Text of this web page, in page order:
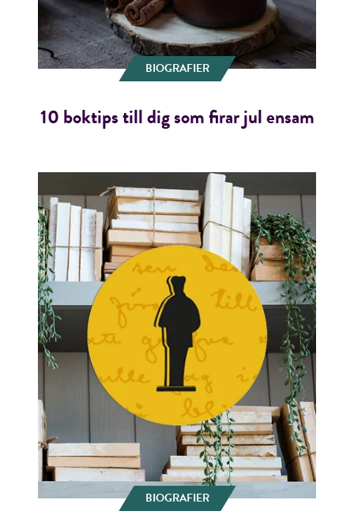
BIOGRAFIER
10 boktips till dig som firar jul ensam
BIOGRAFIER